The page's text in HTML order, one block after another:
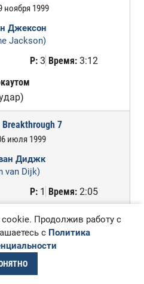
ноября 1999
Джексон
Jackson)
Р:3 Время:3:12
Breakthrough 7
июля 1999
Диджк
van Dijk)
Р:1 Время:2:05
нокаутом
Breakthrough 5
23 мая 1999
Продолжив работу с
с Политика